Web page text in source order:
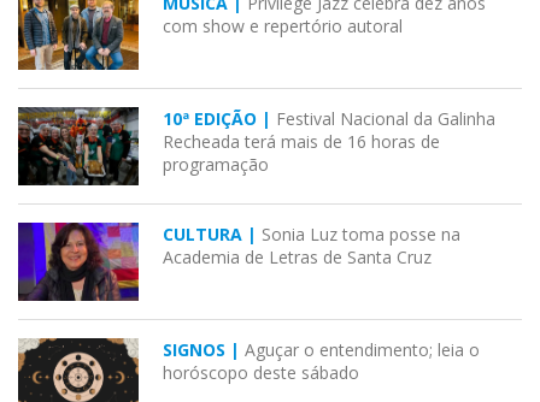
com show e repertório autoral
10ª EDIÇÃO | Festival Nacional da Galinha
Recheada terá mais de 16 horas de
programação
CULTURA | Sonia Luz toma posse na
Academia de Letras de Santa Cruz
SIGNOS | Aguçar o entendimento; leia o
horóscopo deste sábado